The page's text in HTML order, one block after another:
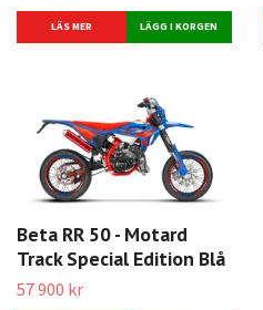
LÄS MER
Beta RR 50 - Motard
Track Special Edition Blå
57 900 kr